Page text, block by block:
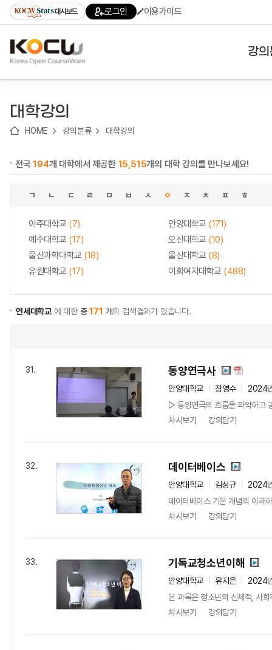
기
기
기
content)
가
대시보드 로그인 이용가이드
강
대학강의
HOME 강의분류 대학강의
전국194개 대학에서 제공한 15,515개의 대학 강의를 만나보세요!
ㄱ ㄴ ㄷ ㄹ ㅁ ㅂ ㅅ ㅇ ㅈ ㅊ ㅍ ㅎ
아주대학교 (7) 안양대학교 (171)
예수대학교 (17) 오산대학교 (10)
울산과학대학교 (18) 울산대학교 (8)
유원대학교 (17) 이화여자대학교 (488)
연세대학교 에 대한 총171 개의 검색결과가 있습니다.
31. 동양연극사
안양대학교 장영수
2024
▷ 동양연극의 흐름을 파악하고
차시보기
강의담기
32. 데이터베이스
안양대학교 김성규
2024
데이터베이스 기본 개념의 이해
차시보기
강의담기
33. 기독교청소년이해
안양대학교 유지은
2024
본 과목은 청소년의 신체적, 사
차시보기
강의담기